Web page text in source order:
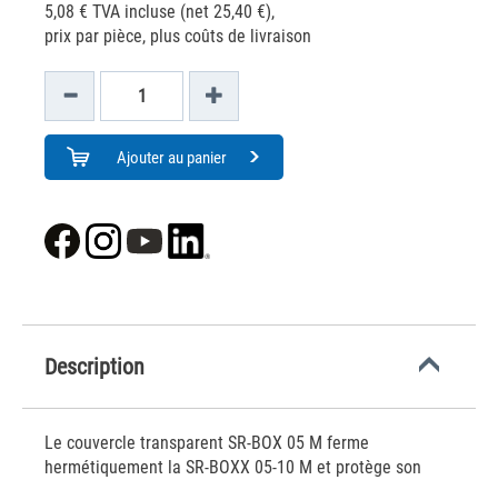
5,08 € TVA incluse (net 25,40 €),
prix par pièce, plus coûts de livraison
Ajouter au panier
Description
Le couvercle transparent SR-BOX 05 M ferme
hermétiquement la SR-BOXX 05-10 M et protège son